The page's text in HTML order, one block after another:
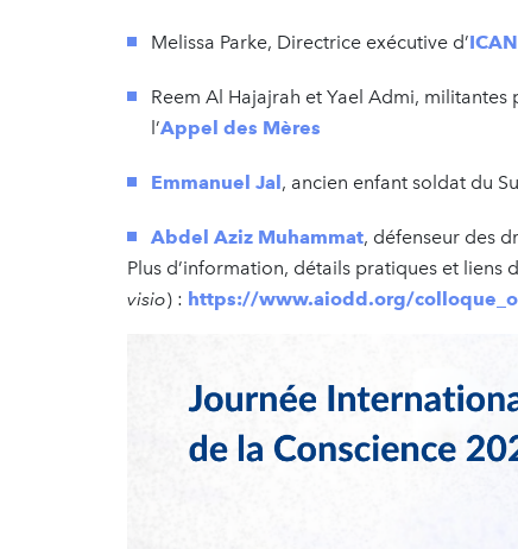
Melissa Parke, Directrice exécutive d’ICAN
Reem Al Hajajrah et Yael Admi,
l’Appel des Mères
Emmanuel Jal, ancien enfant soldat du
Abdel Aziz Muhammat, défenseur des
Plus d’information, détails pratiques et liens
visio) : https://www.aiodd.org/